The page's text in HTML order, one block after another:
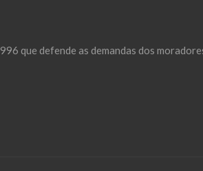
que defende as demandas dos